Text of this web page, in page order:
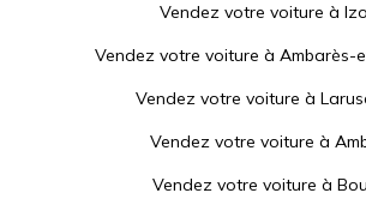
Vendez votre voiture à
Vendez votre voiture à Ambarès-
Vendez votre voiture à
Vendez votre voiture à
Vendez votre voiture à